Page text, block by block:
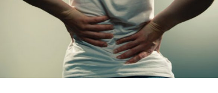
Anmäl till språkpolisen
Föreslå nyord